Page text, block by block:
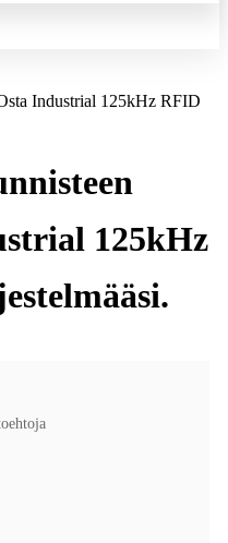
Industrial 125kHz RFID
125kHz